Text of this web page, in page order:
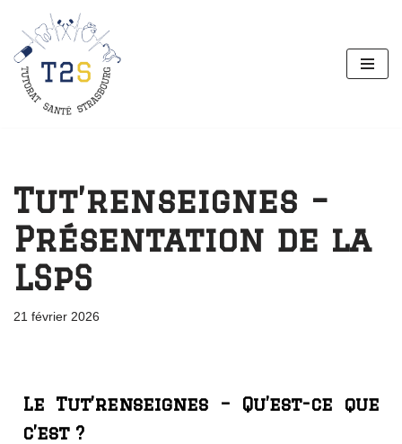
Aller
au
contenu
Tut’renseignes –
Présentation de la
LSpS
21 février 2026
Le Tut’renseignes – Qu’est-ce que
c’est ?